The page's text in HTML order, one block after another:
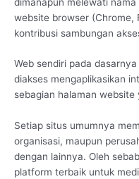
website browser (Chrome,
kontribusi sambungan
Web sendiri pada
diakses mengaplikasikan
sebagian halaman
Setiap situs umumnya
organisasi, maupun
dengan lainnya. Oleh
platform terbaik untuk